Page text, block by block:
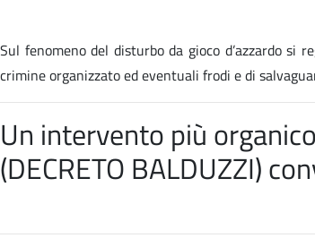
Sul fenomeno del disturbo da gioco d’azzardo
crimine organizzato ed eventuali frodi e di
Un intervento più
(DECRETO BALDUZZI)